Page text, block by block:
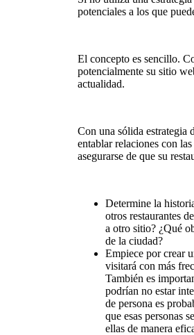
potenciales a los que
El concepto es sencillo.
potencialmente su sitio
actualidad.
Con una sólida estrategia
entablar relaciones con
asegurarse de que su
Determine la
otros restaurantes
a otro sitio? ¿Qué
de la ciudad?
Empiece por crear
visitará con más
También es
podrían no estar
de persona es
que esas personas
ellas de manera